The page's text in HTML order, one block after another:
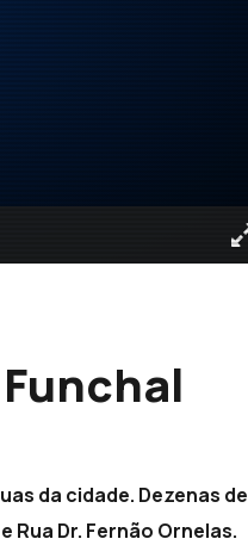
da cidade. Dezenas de
Dr. Fernão Ornelas.